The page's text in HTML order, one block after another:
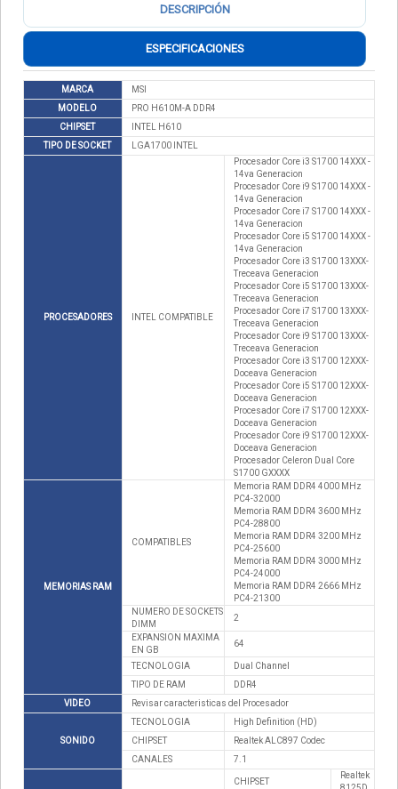
DESCRIPCIÓN
ESPECIFICACIONES
MARCA
MSI
MODELO
PRO H610M-A DDR4
CHIPSET
INTEL H610
TIPO DE SOCKET
LGA1700 INTEL
PROCESADORES INTEL COMPATIBLE
Procesador Core i3 S1700 14XXX -
14va Generacion
Procesador Core i9 S1700 14XXX -
14va Generacion
Procesador Core i7 S1700 14XXX -
14va Generacion
Procesador Core i5 S1700 14XXX -
14va Generacion
Procesador Core i3 S1700 13XXX-
Treceava Generacion
Procesador Core i5 S1700 13XXX-
Treceava Generacion
Procesador Core i7 S1700 13XXX-
Treceava Generacion
Procesador Core i9 S1700 13XXX-
Treceava Generacion
Procesador Core i3 S1700 12XXX-
Doceava Generacion
Procesador Core i5 S1700 12XXX-
Doceava Generacion
Procesador Core i7 S1700 12XXX-
Doceava Generacion
Procesador Core i9 S1700 12XXX-
Doceava Generacion
Procesador Celeron Dual Core
S1700 GXXXX
MEMORIAS RAM
COMPATIBLES
Memoria RAM DDR4 4000 MHz
PC4-32000
Memoria RAM DDR4 3600 MHz
PC4-28800
Memoria RAM DDR4 3200 MHz
PC4-25600
Memoria RAM DDR4 3000 MHz
PC4-24000
Memoria RAM DDR4 2666 MHz
PC4-21300
NUMERO DE SOCKETS
DIMM
2
EXPANSION MAXIMA
EN GB
64
TECNOLOGIA
Dual Channel
TIPO DE RAM
DDR4
VIDEO
Revisar caracteristicas del Procesador
SONIDO
TECNOLOGIA
High Definition (HD)
CHIPSET
Realtek ALC897 Codec
CANALES
7.1
CHIPSET
Realtek